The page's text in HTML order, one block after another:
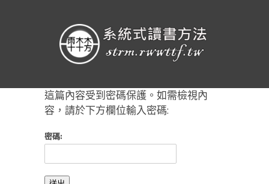
這篇內容受到密碼保護。如需檢視內
容，請於下方欄位輸入密碼:
密碼: